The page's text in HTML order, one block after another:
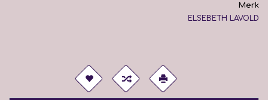
Merk
ELSEBETH LAVOLD